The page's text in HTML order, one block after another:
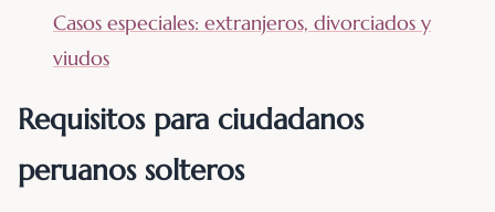
Casos especiales: extranjeros, divorciados y
viudos
Requisitos para ciudadanos
peruanos solteros